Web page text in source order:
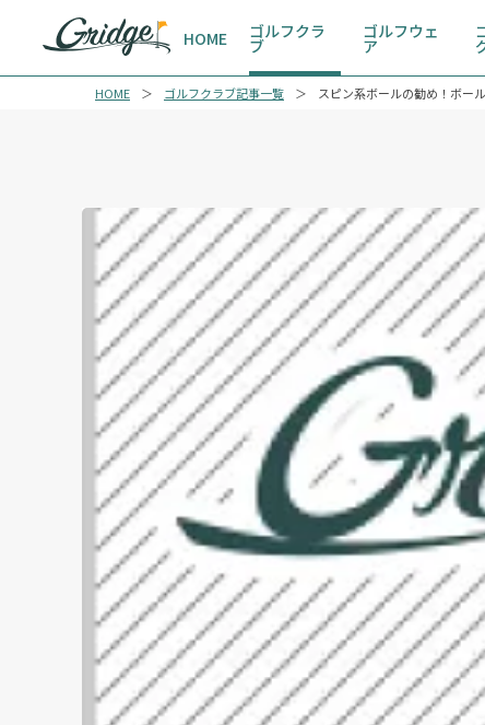
HOME ゴルフクラ
ブ
ゴルフウェ
ア
HOME ゴルフクラブ記事一覧 スピン系ボールの勧め！ボー